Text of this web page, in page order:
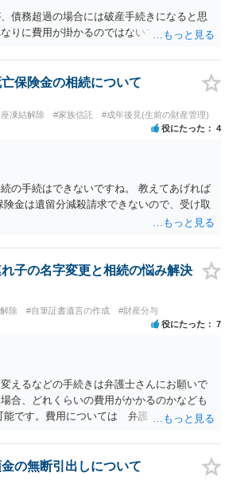
債務超過の場合には破産手続きになると思
りに費用が掛かるのではないでしょうか。
保険金の相続について
凍結解除 #家族信託 #成年後見(生前の財産管理)
役にたった 4
の手続はできないですね。 教えてあげれば
金は遺留分減殺請求できないので、受け取
子の名字変更と相続の悩み解決
除 #自筆証書遺言の作成 #財産分与
役にたった 7
えるなどの手続きは弁護士さんにお願いで
合、どれくらいの費用がかかるのかなども
能です。費用については 弁護士と直接面談
た子のことまでごちゃごちゃ考えず、自分
でしょうか ・・・お子さんの事をまで含め良
なるのは当然と言えば当然のことです。 彼
の無断引出しについて